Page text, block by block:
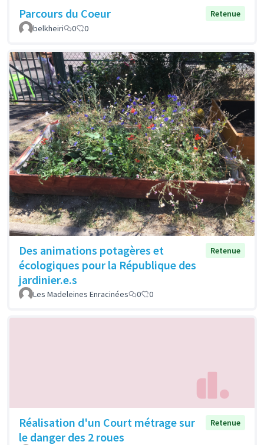
Parcours du Coeur
Retenue
belkheiri
0 0
Des animations potagères et
écologiques pour la République des
jardinier.e.s
Retenue
Les Madeleines Enracinées 0 0
Réalisation d'un Court métrage sur
le danger des 2 roues
Retenue